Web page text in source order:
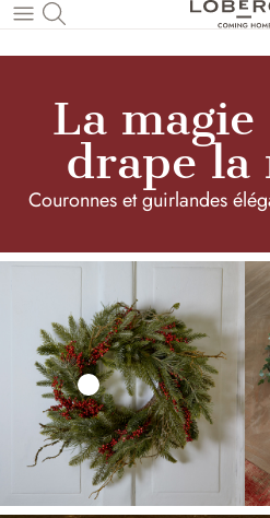
Revenir au contenu principal
La magie
drape la
Couronnes et guirlandes